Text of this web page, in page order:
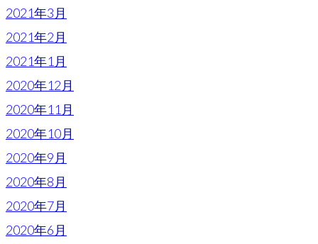
2021年3月
2021年2月
2021年1月
2020年12月
2020年11月
2020年10月
2020年9月
2020年8月
2020年7月
2020年6月